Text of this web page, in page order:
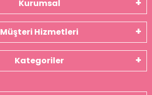
Kurumsal
Müşteri Hizmetleri
Kategoriler